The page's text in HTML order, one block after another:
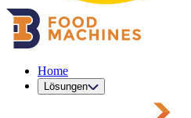
Home
Lösungen